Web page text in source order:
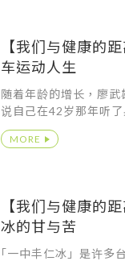
【我们与健康的
车运动人生
随着年龄的增长，廖武
说自己在42岁那年听
提醒，才开始健康检查
运动锻炼，虽然体能状
MORE
【我们与健康的
冰的甘与苦
｢一中丰仁冰」是许多